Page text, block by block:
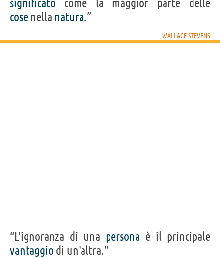
19IN ITALIANO
significato come la maggior parte delle
cose nella natura.”
WALLACE STEVENS
“L'ignoranza di una persona è il principale
vantaggio di un'altra.”